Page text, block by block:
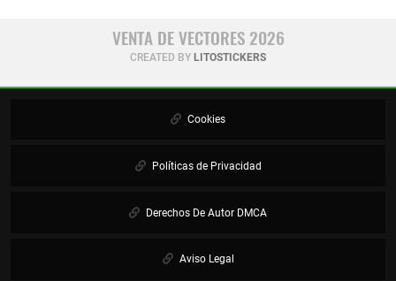
VENTA DE VECTORES 2026
CREATED BY LITOSTICKERS
Cookies
Políticas de Privacidad
Derechos De Autor DMCA
Aviso Legal